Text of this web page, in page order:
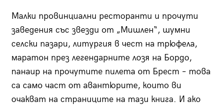
Малки провинциални ресторанти и прочути
заведения със звезди от „Мишлен“, шумни
селски пазари, литургия в чест на трюфела,
маратон през легендарните лозя на Бордо,
панаир на прочутите пилета от Брест – това
са само част от авантюрите, които ви
очакват на страниците на тази книга. И ако